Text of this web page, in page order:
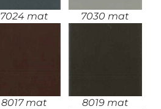
7024 mat 7030 mat
8017 mat 8019 mat